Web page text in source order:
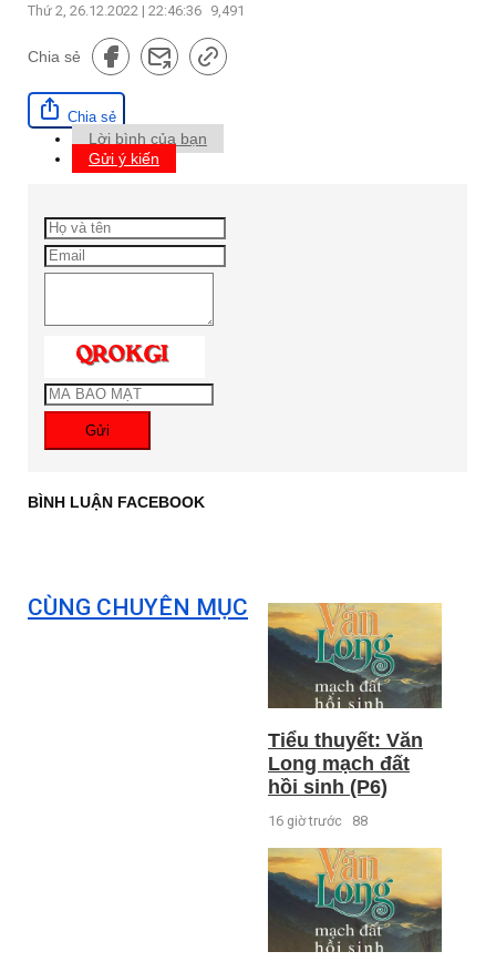
Thứ 2, 26.12.2022 | 22:46:36 9,491
Chia sẻ
Chia sẻ
Lời bình của bạn
Gửi ý kiến
Gửi
BÌNH LUẬN FACEBOOK
CÙNG CHUYÊN MỤC
Tiểu thuyết: Văn
Long mạch đất
hồi sinh (P6)
16 giờ trước 88